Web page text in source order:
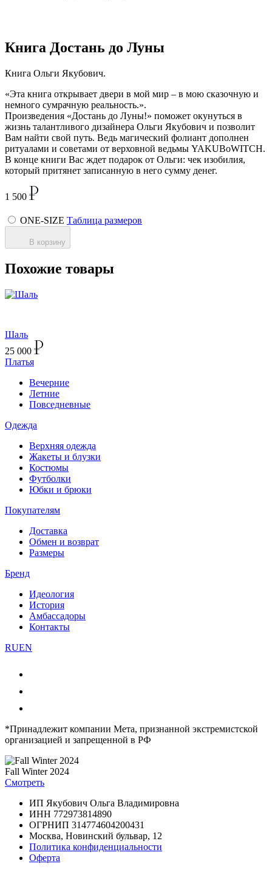
Книга Достань до Луны
Книга Ольги Якубович.
«Эта книга открывает двери в мой мир – в мою сказочную и
немного сумрачную реальность.».
Произведения «Достань до Луны!» поможет окунуться в
жизнь талантливого дизайнера Ольги Якубович и позволит
Вам найти свой путь. Ведь магический фолиант дополнен
ритуалами и советами от верховной ведьмы YAKUBoWITCH.
В конце книги Вас ждет подарок от Ольги: чек изобилия,
который притянет записанную в него сумму денег.
1 500
ONE-SIZE Таблица размеров
В корзину
Похожие товары
Шаль
25 000
Платья
Вечерние
Летние
Повседневные
Одежда
Верхняя одежда
Жакеты и блузки
Костюмы
Футболки
Юбки и брюки
Покупателям
Доставка
Обмен и возврат
Размеры
Бренд
Идеология
История
Амбассадоры
Контакты
RUEN
*Принадлежит компании Мета, признанной экстремистской
организацией и запрещенной в РФ
Fall Winter 2024
Смотреть
ИП Якубович Ольга Владимировна
ИНН 772973814890
ОГРНИП 314774604200431
Москва, Новинский бульвар, 12
Политика конфиденциальности
Оферта